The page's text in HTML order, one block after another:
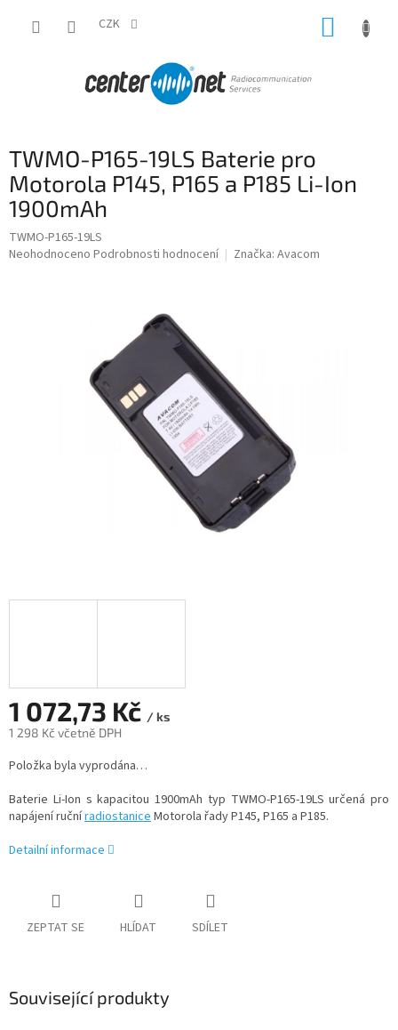
CZK
TWMO-P165-19LS Baterie pro
Motorola P145, P165 a P185 Li-Ion
1900mAh
TWMO-P165-19LS
Průměrné
Neohodnoceno Podrobnosti hodnocení Značka: Avacom
1 072,73 Kč / ks
1 298 Kč včetně DPH
Měrná
cena:
Položka byla vyprodána…
Baterie Li-Ion s kapacitou 1900mAh typ TWMO-P165-19LS určená pro
napájení ručníradiostaniceMotorola řady P145, P165 a P185.
Detailní informace
ZEPTAT SE HLÍDAT SDÍLET
Související produkty